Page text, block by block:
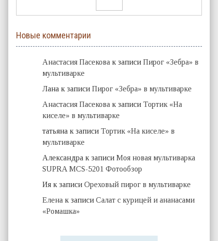
Новые комментарии
Анастасия Пасекова к записиПирог «Зебра» в
мультиварке
Лана к записиПирог «Зебра» в мультиварке
Анастасия Пасекова к записиТортик «На
киселе» в мультиварке
татьяна к записиТортик «На киселе» в
мультиварке
Александра к записиМоя новая мультиварка
SUPRA MCS-5201 Фотообзор
Ия к записиОреховый пирог в мультиварке
Елена к записиСалат с курицей и ананасами
«Ромашка»